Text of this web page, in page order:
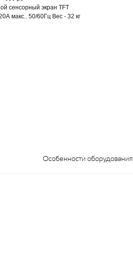
сенсорный экран TFT
макс.. 50/60Гц Вес - 32 кг
Особенности оборудования